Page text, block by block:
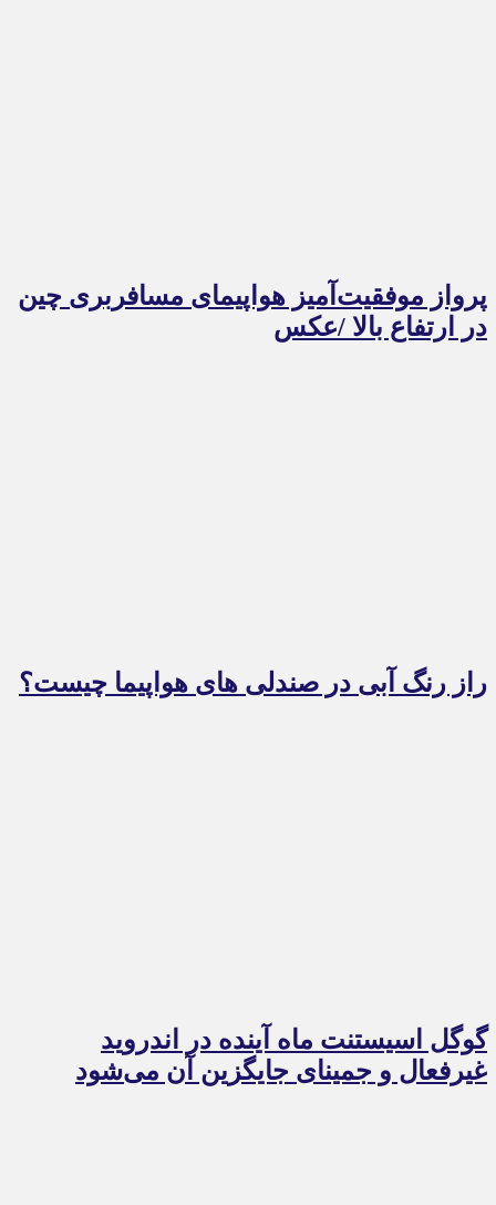
پرواز موفقیت‌آمیز هواپیمای مسافربری چین
در ارتفاع بالا /عکس
راز رنگ آبی در صندلی های هواپیما چیست؟
گوگل اسیستنت ماه آینده در اندروید
غیرفعال و جمینای جایگزین آن می‌شود